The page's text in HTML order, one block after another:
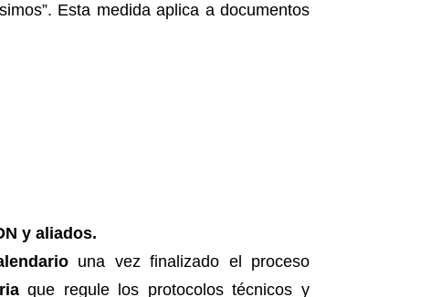
Esta medida aplica a documentos
y aliados.
una vez finalizado el proceso
que regule los protocolos técnicos y